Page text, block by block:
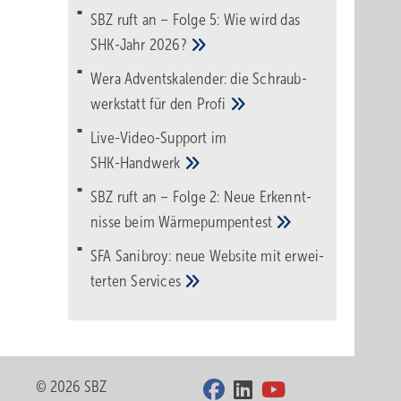
SBZ ruft an – Folge 5: Wie wird das
SHK-Jahr 2026?
Wera Adventskalender: die Schraub­
werk­statt für den Pro­fi
Live-Video-Support im
SHK-Handwerk
SBZ ruft an – Folge 2: Neue Erkennt­
nisse beimWärme­pumpen­test
SFA Sanibroy: neue Web­site mit erwei­
tertenServices
© 2026 SBZ